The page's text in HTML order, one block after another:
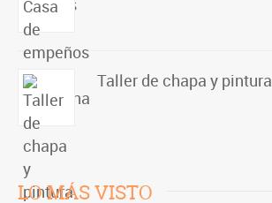
Taller de chapa y pintura
LO MÁS VISTO